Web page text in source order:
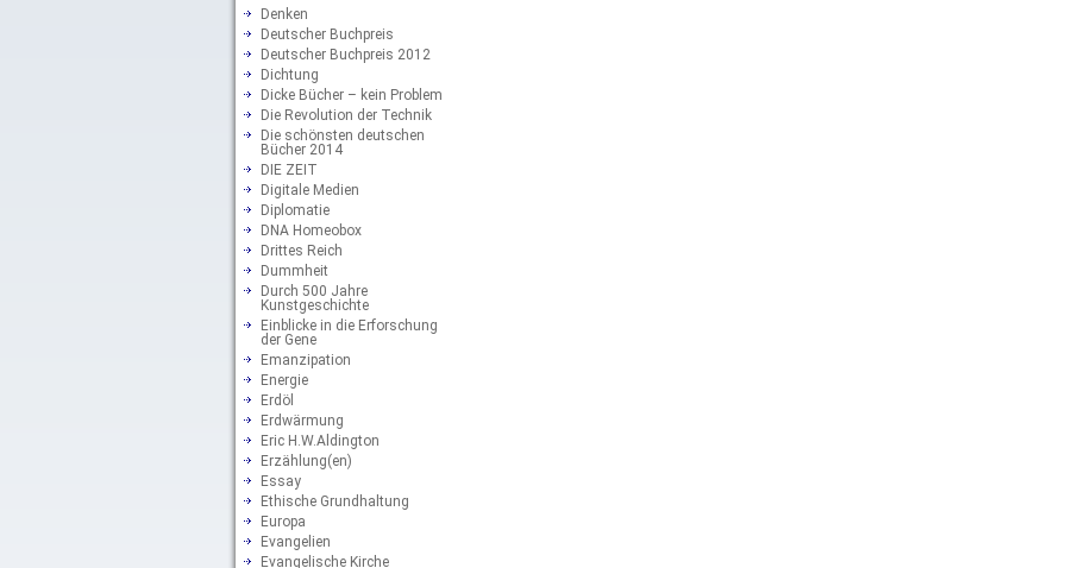
Denken
Deutscher Buchpreis
Deutscher Buchpreis 2012
Dichtung
Dicke Bücher – kein Problem
Die Revolution der Technik
Die schönsten deutschen
Bücher 2014
DIE ZEIT
Digitale Medien
Diplomatie
DNA Homeobox
Drittes Reich
Dummheit
Durch 500 Jahre
Kunstgeschichte
Einblicke in die Erforschung
der Gene
Emanzipation
Energie
Erdöl
Erdwärmung
Eric H.W.Aldington
Erzählung(en)
Essay
Ethische Grundhaltung
Europa
Evangelien
Evangelische Kirche